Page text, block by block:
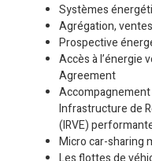
Systèmes
Agrégation,
Prospective
Accès à l’énergie
Agreement
Accompagnement
Infrastructure de
(IRVE)
Micro car-sharing